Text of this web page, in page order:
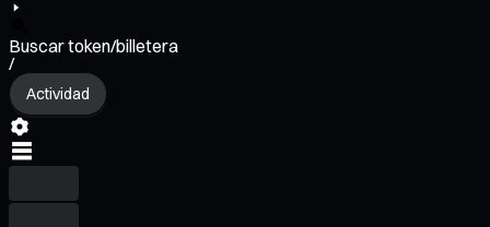
Buscar token/billetera
/
Actividad